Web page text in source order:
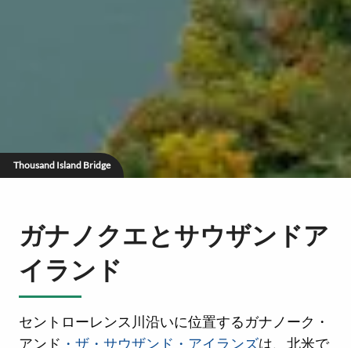
Thousand Island Bridge
ガナノクエとサウザンドア
イランド
セントローレンス川沿いに位置するガナノーク・
アンド ・ザ・サウザンド・アイランズは、北米で